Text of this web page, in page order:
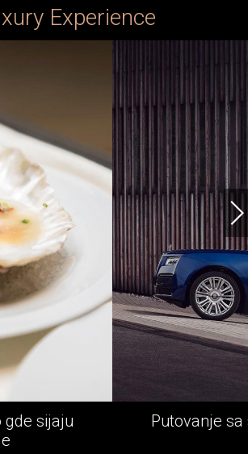
Experience
stilom - Rolls-Royce epska